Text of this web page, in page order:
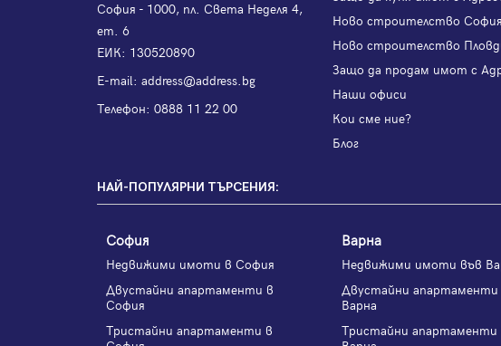
София - 1000, пл. Света Неделя 4,
ет. 6
ЕИК: 130520890
Е-mail: address@address.bg
Телефон: 0888 11 22 00
Ново строителство София
Ново строителство
Защо да продам имот с
Наши офиси
Кои сме ние?
Блог
НАЙ-ПОПУЛЯРНИ ТЪРСЕНИЯ:
София
Недвижими имоти в София
Двустайни апартаменти в
София
Тристайни апартаменти в
Варна
Недвижими имоти във
Двустайни апартаменти
Варна
Тристайни апартаменти